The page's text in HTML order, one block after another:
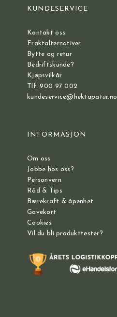
KUNDESERVICE
Kontakt oss
Fraktalternativer
Bytte og retur
Bedriftskunde?
Kjøpsvilkår
Tlf: 900 97 002
kundeservice@hektapatur.no
INFORMASJON
Om oss
Jobbe hos oss?
Personvern
Råd & Tips
Bærekraft & åpenhet
Gavekort
Cookies
Vil du bli produkttester?